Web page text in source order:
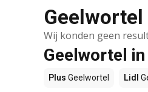
Geelwortel
Wij konden geen
Geelwortel
Plus Geelwortel Lidl